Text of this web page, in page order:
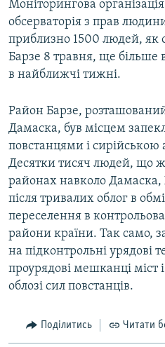
Моніторингова
обсерваторія з прав
приблизно 1500 людей, як
Барзе 8 травня, ще більше
в найближчі тижні.
Район Барзе,
Дамаска, був місцем
повстанцями і сирійською
Десятки тисяч людей, що
районах навколо Дамаска,
після тривалих облог в
переселення в
райони країни. Так само,
на підконтрольні урядові
проурядові мешканці міст
облозі сил повстанців.
Поділитись Читати